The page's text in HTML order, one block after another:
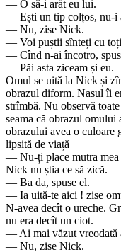
— O să-i arăt eu lui.
— Ești un tip colțos, nu-i
— Nu, zise Nick.
— Voi puștii sînteți cu
— Cînd n-ai încotro,
— Păi asta ziceam și eu.
Omul se uită la Nick și
obrazul diform. Nasul îi
strîmbă. Nu observă
seama că obrazul omului
obrazului avea o culoare
lipsită de viață
— Nu-ți place mutra mea
Nick nu știa ce să zică.
— Ba da, spuse el.
— Ia uită-te aici ! zise
N-avea decît o ureche.
nu era decît un ciot.
— Ai mai văzut vreodată
— Nu, zise Nick.